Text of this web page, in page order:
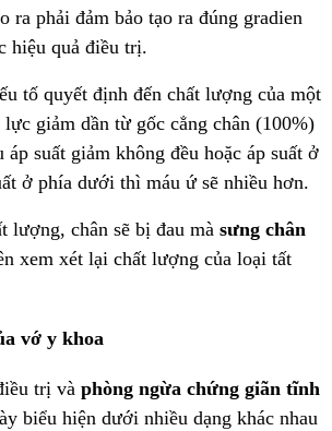
ra phải đảm bảo tạo ra đúng gradien
hiệu quả điều trị.
tố quyết định đến chất lượng của một
giảm dần từ gốc cẳng chân (100%)
suất giảm không đều hoặc áp suất ở
ở phía dưới thì máu ứ sẽ nhiều hơn.
lượng, chân sẽ bị đau mà sưng chân
xem xét lại chất lượng của loại tất
vớ y khoa
trị và phòng ngừa chứng giãn tĩnh
biểu hiện dưới nhiều dạng khác nhau